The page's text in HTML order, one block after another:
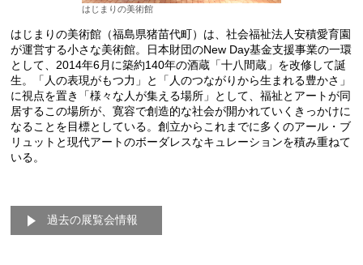
はじまりの美術館
はじまりの美術館（福島県猪苗代町）は、社会福祉法人安積愛育園
が運営する小さな美術館。日本財団のNew Day基金支援事業の一環
として、2014年6月に築約140年の酒蔵「十八間蔵」を改修して誕
生。「人の表現がもつ力」と「人のつながりから生まれる豊かさ」
に視点を置き「様々な人が集える場所」として、福祉とアートが同
居するこの場所が、寛容で創造的な社会が開かれていくきっかけに
なることを目標としている。創立からこれまでに多くのアール・ブ
リュットと現代アートのボーダレスなキュレーションを積み重ねて
いる。
過去の展覧会情報